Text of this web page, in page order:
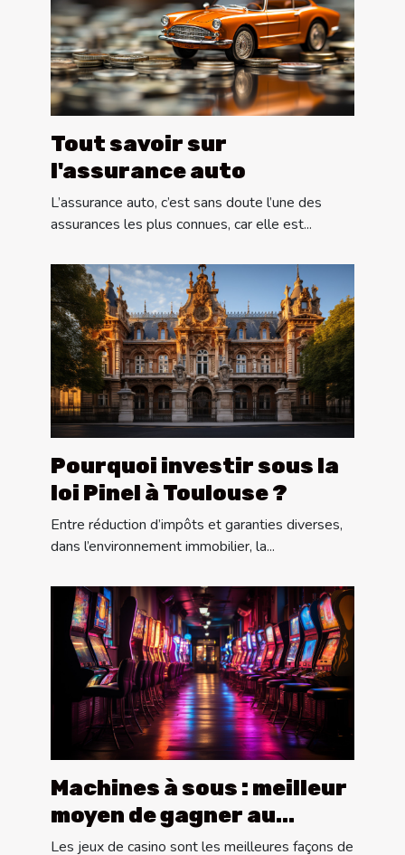
Tout savoir sur
l'assurance auto
L’assurance auto, c’est sans doute l’une des
assurances les plus connues, car elle est...
Pourquoi investir sous la
loi Pinel à Toulouse ?
Entre réduction d’impôts et garanties diverses,
dans l’environnement immobilier, la...
Machines à sous : meilleur
moyen de gagner au
casino
Les jeux de casino sont les meilleures façons de